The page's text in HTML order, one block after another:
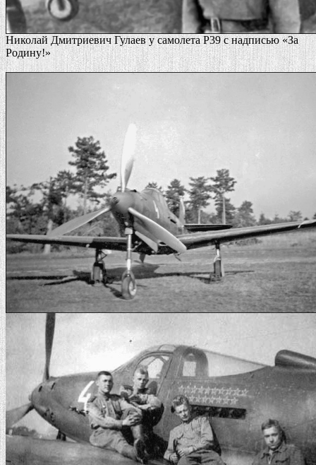
Николай Дмитриевич Гулаев у самолета Р39 с надписью «За
Родину!»